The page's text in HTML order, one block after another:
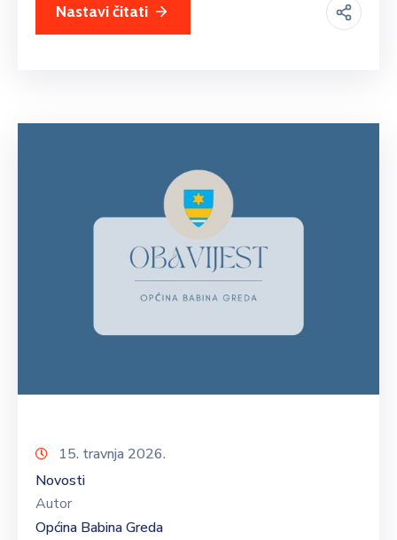
Nastavi čitati
15. travnja 2026.
Novosti
Autor
Općina Babina Greda